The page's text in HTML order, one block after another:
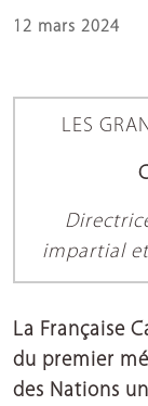
12 mars 2024
LES
impartial
La Française
du premier
des Nations